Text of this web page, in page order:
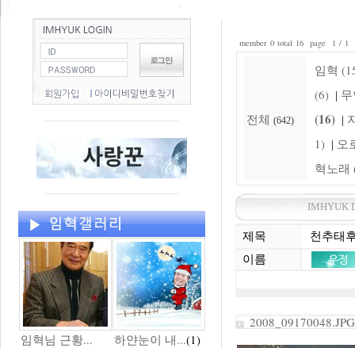
임혁님 근황... 하얀눈이 내...(1)
member 0 total 16 page 1 / 1
전체 (642)
임혁
(6) |
(16) |
1) | 오
혁노래
IMHYUK
제목
천추태
이름
2008_09170048.JPG